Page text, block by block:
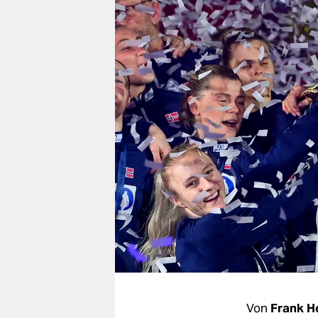
nord
wahrheit
verlag
verlag
veranstaltungen
shop
fragen & hilfe
unterstützen
abo
Von Frank